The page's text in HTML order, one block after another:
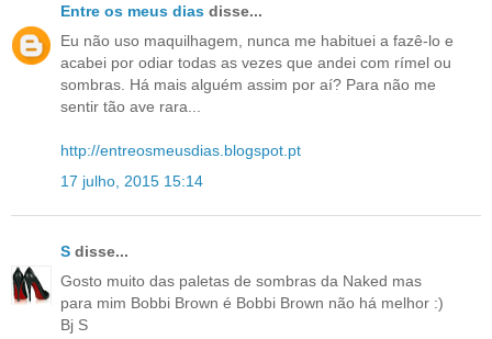
Entre os meus dias disse...
Eu não uso maquilhagem, nunca me habituei a fazê-lo e
acabei por odiar todas as vezes que andei com rímel ou
sombras. Há mais alguém assim por aí? Para não me
sentir tão ave rara...
http://entreosmeusdias.blogspot.pt
17 julho, 2015 15:14
S disse...
Gosto muito das paletas de sombras da Naked mas
para mim Bobbi Brown é Bobbi Brown não há melhor :)
Bj S